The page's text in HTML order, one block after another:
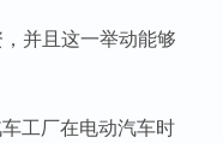
并且这一举动能够
工厂在电动汽车时